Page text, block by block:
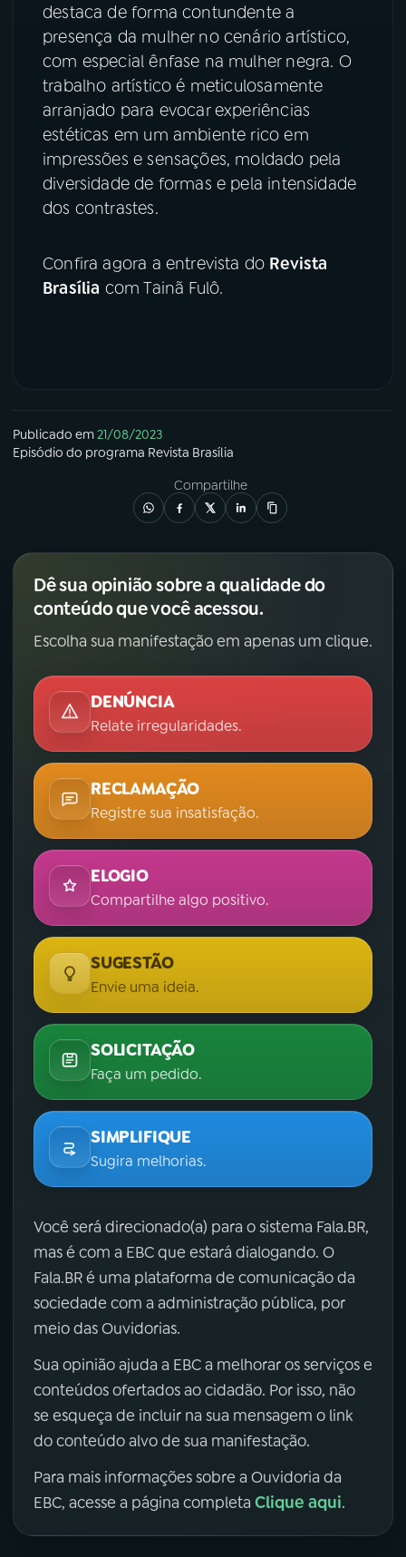
destaca de forma contundente a
presença da mulher no cenário artístico,
com especial ênfase na mulher negra. O
trabalho artístico é meticulosamente
arranjado para evocar experiências
estéticas em um ambiente rico em
impressões e sensações, moldado pela
diversidade de formas e pela intensidade
dos contrastes.
Confira agora a entrevista do Revista
Brasília com Tainã Fulô.
Publicado em21/08/2023
Episódio do programa Revista Brasília
Compartilhe
Dê sua opinião sobre a qualidade do
conteúdo que você acessou.
Escolha sua manifestação em apenas um clique.
DENÚNCIA
Relate irregularidades.
RECLAMAÇÃO
Registre sua insatisfação.
ELOGIO
Compartilhe algo positivo.
SUGESTÃO
Envie uma ideia.
SOLICITAÇÃO
Faça um pedido.
SIMPLIFIQUE
Sugira melhorias.
Você será direcionado(a) para o sistema Fala.BR,
mas é com a EBC que estará dialogando. O
Fala.BR é uma plataforma de comunicação da
sociedade com a administração pública, por
meio das Ouvidorias.
Sua opinião ajuda a EBC a melhorar os serviços e
conteúdos ofertados ao cidadão. Por isso, não
se esqueça de incluir na sua mensagem o link
do conteúdo alvo de sua manifestação.
Para mais informações sobre a Ouvidoria da
EBC, acesse a página completa Clique aqui.